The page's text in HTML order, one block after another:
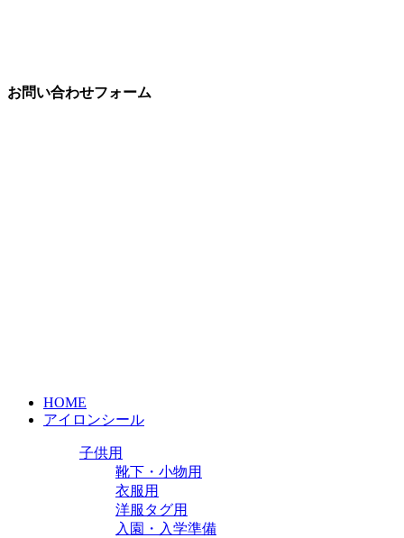
お問い合わせフォーム
HOME
アイロンシール
子供用
靴下・小物用
衣服用
洋服タグ用
入園・入学準備